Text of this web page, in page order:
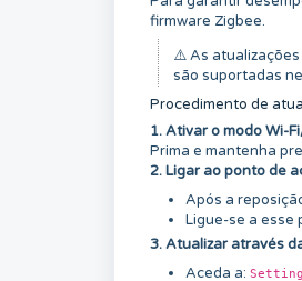
firmware Zigbee.
⚠️ As atualizações
são suportadas
Procedimento de
1. Ativar o modo Wi-
Prima e mantenha
2. Ligar ao ponto de
Após a
Ligue-se a esse
3. Atualizar através
Aceda a: